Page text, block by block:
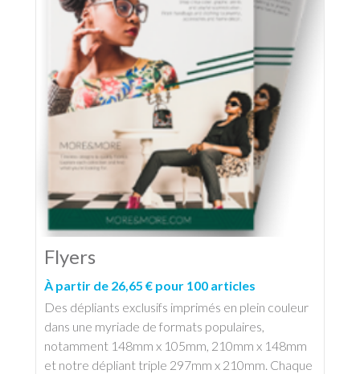
Flyers
À partir de 26,65 € pour 100 articles
Des dépliants exclusifs imprimés en plein couleur
dans une myriade de formats populaires,
notamment 148mm x 105mm, 210mm x 148mm
et notre dépliant triple 297mm x 210mm. Chaque